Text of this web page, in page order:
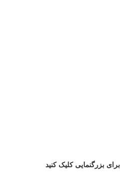
برای بزرگنمایی کلیک کنید